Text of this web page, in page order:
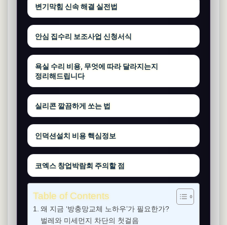
변기막힘 신속 해결 실전법
안심 집수리 보조사업 신청서식
욕실 수리 비용, 무엇에 따라 달라지는지
정리해드립니다
실리콘 깔끔하게 쏘는 법
인덕션설치 비용 핵심정보
코엑스 창업박람회 주의할 점
Table of Contents
왜 지금 ‘방충망교체 노하우’가 필요한가?
벌레와 미세먼지 차단의 첫걸음